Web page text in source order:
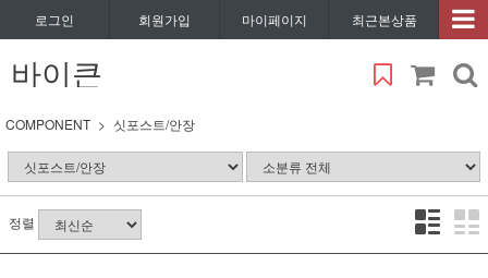
로그인 회원가입 마이페이지 최근본상품
바이큰
COMPONENT 싯포스트/안장
정렬